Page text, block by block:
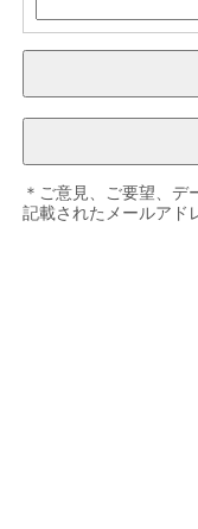
＊ご意見、ご要望、デ
記載されたメールアド